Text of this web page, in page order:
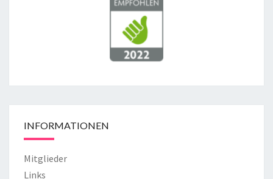
INFORMATIONEN
Mitglieder
Links